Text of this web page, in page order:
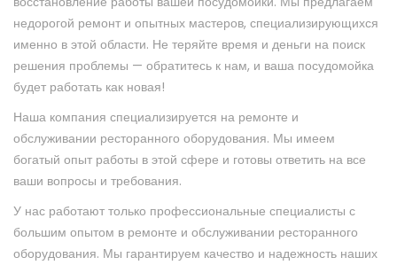
недорогой ремонт и опытных мастеров, специализирующихся
именно в этой области. Не теряйте время и деньги на поиск
решения проблемы — обратитесь к нам, и ваша посудомойка
будет работать как новая!
Наша компания специализируется на ремонте и
обслуживании ресторанного оборудования. Мы имеем
богатый опыт работы в этой сфере и готовы ответить на все
ваши вопросы и требования.
У нас работают только профессиональные специалисты с
большим опытом в ремонте и обслуживании ресторанного
оборудования. Мы гарантируем качество и надежность наших